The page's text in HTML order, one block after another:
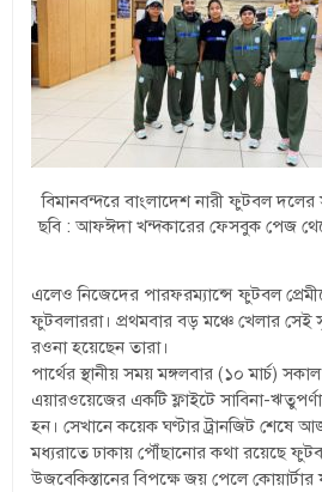
বিমানবন্দরে বাংলাদেশ নারী ফুটবল দলের
ছবি : আফঈদা খন্দকারের ফেসবুক পেজ
এলেও নিজেদের পারফরম্যান্সে ফুটবল
ফুটবলাররা। প্রথমবার বড় মঞ্চে খেলার সেই
রওনা হয়েছেন তারা।
পার্থের স্থানীয় সময় মঙ্গলবার (১০ মার্চ)
এয়ারওয়েজের একটি ফ্লাইটে সাবিনা-
হন। সেখানে কয়েক ঘণ্টার ট্রানজিট শেষে
মধ্যরাতে ঢাকায় পৌঁছানোর কথা রয়েছে
উজবেকিস্তানের বিপক্ষে জয় পেলে